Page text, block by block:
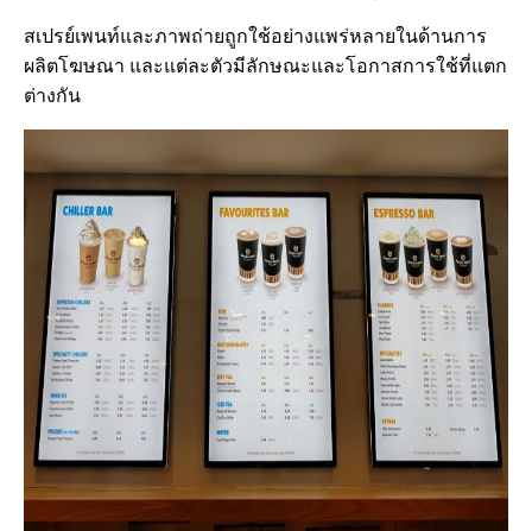
สเปรย์เพนท์และภาพถ่ายถูกใช้อย่างแพร่หลายในด้านการ
ผลิตโฆษณา และแต่ละตัวมีลักษณะและโอกาสการใช้ที่แตก
ต่างกัน